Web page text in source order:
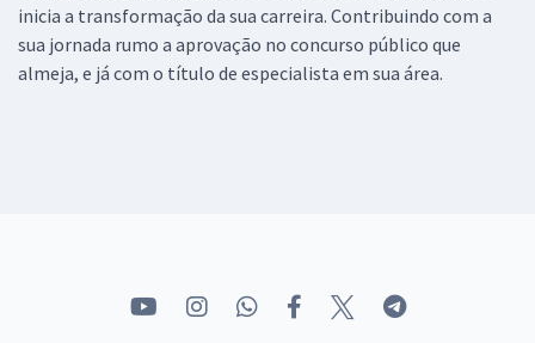
inicia a transformação da sua carreira. Contribuindo com a
sua jornada rumo a aprovação no concurso público que
almeja, e já com o título de especialista em sua área.